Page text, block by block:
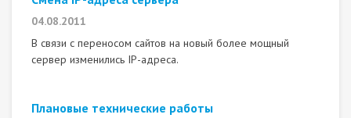
04.08.2011
В связи с переносом сайтов на новый более мощный
сервер изменились IP-адреса.
Плановые технические работы